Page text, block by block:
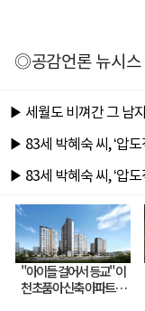
◎공감언론 뉴시스